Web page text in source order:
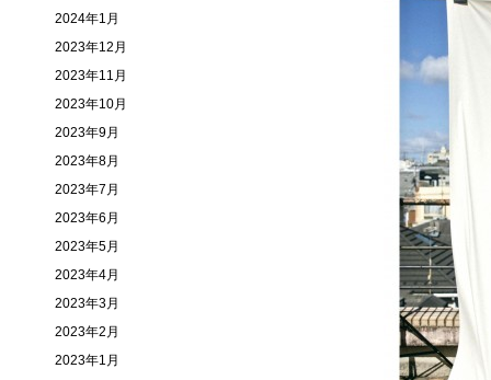
2024年1月
2023年12月
2023年11月
2023年10月
2023年9月
2023年8月
2023年7月
2023年6月
2023年5月
2023年4月
2023年3月
2023年2月
2023年1月